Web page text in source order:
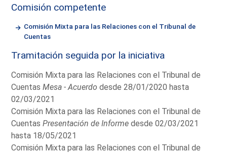
Comisión competente
Comisión Mixta para las Relaciones con el Tribunal de
Cuentas
Tramitación seguida por la iniciativa
Comisión Mixta para las Relaciones con el Tribunal de
CuentasMesa - Acuerdo desde 28/01/2020 hasta
02/03/2021
Comisión Mixta para las Relaciones con el Tribunal de
CuentasPresentación de Informe desde 02/03/2021
hasta 18/05/2021
Comisión Mixta para las Relaciones con el Tribunal de